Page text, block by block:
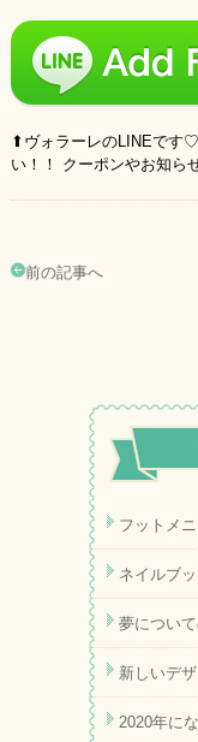
⬆︎ヴォラーレのLINEです
い！！ クーポンやお知ら
前の記事へ
フットメ
ネイルブッ
夢につい
新しいデ
2020年に